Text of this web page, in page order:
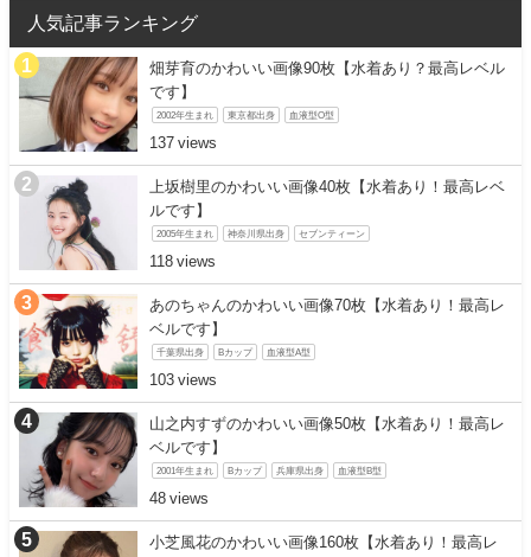
人気記事ランキング
畑芽育のかわいい画像90枚【水着あり？最高レベル
です】
2002年生まれ 東京都出身 血液型O型
137
上坂樹里のかわいい画像40枚【水着あり！最高レベ
ルです】
2005年生まれ 神奈川県出身 セブンティーン
118
あのちゃんのかわいい画像70枚【水着あり！最高レ
ベルです】
千葉県出身 Bカップ 血液型A型
103
山之内すずのかわいい画像50枚【水着あり！最高レ
ベルです】
2001年生まれ Bカップ 兵庫県出身 血液型B型
48
小芝風花のかわいい画像160枚【水着あり！最高レ